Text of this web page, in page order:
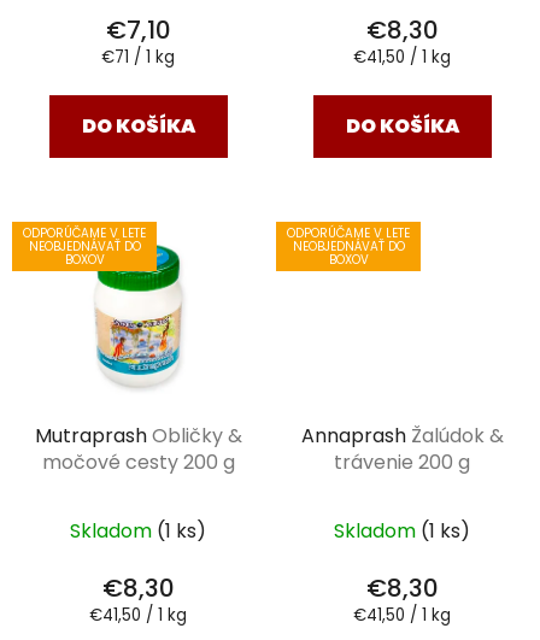
€7,10
Jednotková
€71 / 1 kg
DO KOŠÍKA
€8,30
Jednotková
€41,50 / 1 kg
DO KOŠÍKA
ODPORÚČAME V LETE
NEOBJEDNÁVAŤ DO
BOXOV
MutraprashObličky &
močové cesty 200 g
Skladom (1 ks)
€8,30
Jednotková
€41,50 / 1 kg
ODPORÚČAME V LETE
NEOBJEDNÁVAŤ DO
BOXOV
Annaprash Žalúdok &
trávenie 200 g
Skladom (1 ks)
€8,30
Jednotková
€41,50 / 1 kg